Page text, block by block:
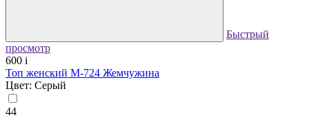
Быстрый
просмотр
600 i
Топ женский М-724 Жемчужина
Цвет: Серый
44